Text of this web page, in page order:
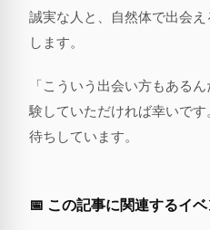
誠実な人と、自然体で出会
します。
「こういう出会い方もある
験していただければ幸いで
待ちしています。
📅 この記事に関連するイベ